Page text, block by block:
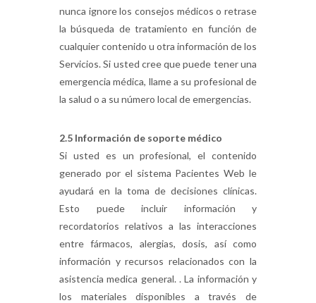
nunca ignore los consejos médicos o retrase
la búsqueda de tratamiento en función de
cualquier contenido u otra información de los
Servicios. Si usted cree que puede tener una
emergencia médica, llame a su profesional de
la salud o a su número local de emergencias.
2.5 Información de soporte médico
Si usted es un profesional, el contenido
generado por el sistema Pacientes Web le
ayudará en la toma de decisiones clínicas.
Esto puede incluir información y
recordatorios relativos a las interacciones
entre fármacos, alergias, dosis, así como
información y recursos relacionados con la
asistencia medica general. . La información y
los materiales disponibles a través de